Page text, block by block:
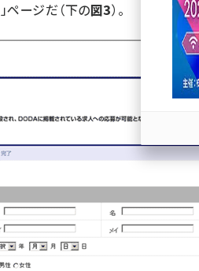
」ページだ（下の図3）。